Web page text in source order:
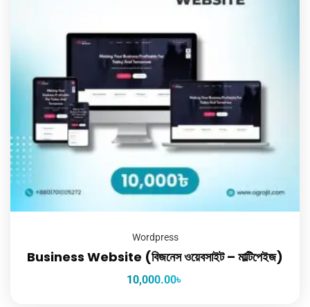
Wordpress
Business Website (বিজনেস ওয়েবসাইট – মাল্টিপেইজ)
10,000.00৳